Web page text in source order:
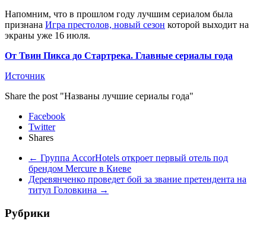
Напомним, что в прошлом году лучшим сериалом была
признана Игра престолов, новый сезон которой выходит на
экраны уже 16 июля.
От Твин Пикса до Стартрека. Главные сериалы года
Источник
Share the post "Названы лучшие сериалы года"
Facebook
Twitter
Shares
← Группа AccorHotels откроет первый отель под
брендом Mercure в Киеве
Деревянченко проведет бой за звание претендента на
титул Головкина →
Рубрики